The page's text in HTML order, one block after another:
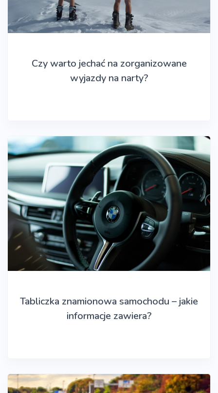
Czy warto jechać na zorganizowane
wyjazdy na narty?
Tabliczka znamionowa samochodu – jakie
informacje zawiera?